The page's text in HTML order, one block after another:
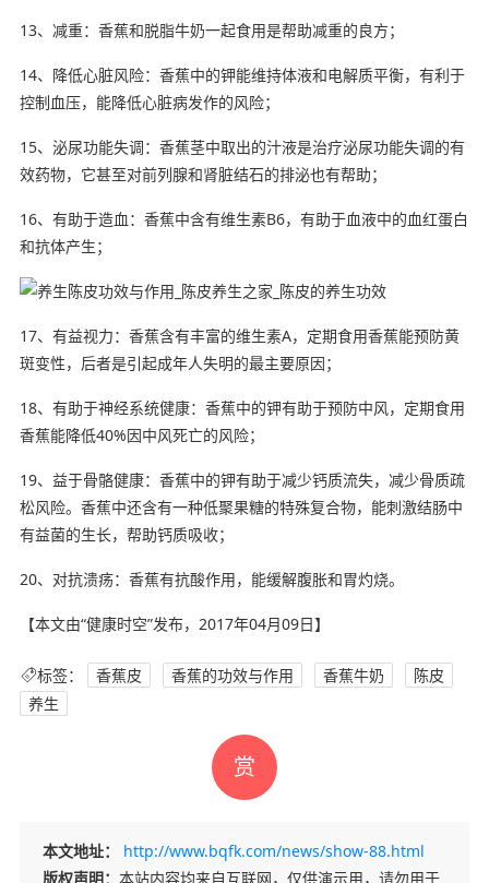
13、减重：香蕉和脱脂牛奶一起食用是帮助减重的良方；
14、降低心脏风险：香蕉中的钾能维持体液和电解质平衡，有利于
控制血压，能降低心脏病发作的风险；
15、泌尿功能失调：香蕉茎中取出的汁液是治疗泌尿功能失调的有
效药物，它甚至对前列腺和肾脏结石的排泌也有帮助；
16、有助于造血：香蕉中含有维生素B6，有助于血液中的血红蛋白
和抗体产生；
17、有益视力：香蕉含有丰富的维生素A，定期食用香蕉能预防黄
斑变性，后者是引起成年人失明的最主要原因；
18、有助于神经系统健康：香蕉中的钾有助于预防中风，定期食用
香蕉能降低40%因中风死亡的风险；
19、益于骨骼健康：香蕉中的钾有助于减少钙质流失，减少骨质疏
松风险。香蕉中还含有一种低聚果糖的特殊复合物，能刺激结肠中
有益菌的生长，帮助钙质吸收；
20、对抗溃疡：香蕉有抗酸作用，能缓解腹胀和胃灼烧。
【本文由“健康时空”发布，2017年04月09日】
标签： 香蕉皮 香蕉的功效与作用 香蕉牛奶
陈皮
养生
赏
本文地址：
http://www.bqfk.com/news/show-88.html
版权声明： 本站内容均来自互联网，仅供演示用，请勿用于